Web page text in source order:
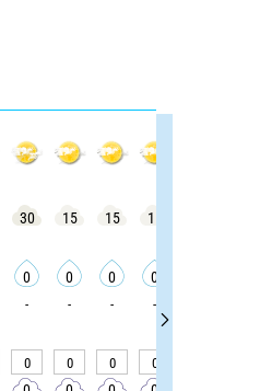
30 15 15 15
0 0 0 0
- - - -
0 0 0 0